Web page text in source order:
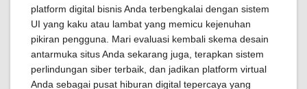
platform digital bisnis Anda terbengkalai dengan sistem
UI yang kaku atau lambat yang memicu kejenuhan
pikiran pengguna. Mari evaluasi kembali skema desain
antarmuka situs Anda sekarang juga, terapkan sistem
perlindungan siber terbaik, dan jadikan platform virtual
Anda sebagai pusat hiburan digital tepercaya yang